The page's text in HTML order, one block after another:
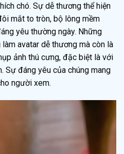
chó. Sự dễ thương thể hiện
mắt to tròn, bộ lông mềm
yêu thường ngày. Những
avatar dễ thương mà còn là
ảnh thú cưng, đặc biệt là với
Sự đáng yêu của chúng mang
người xem.